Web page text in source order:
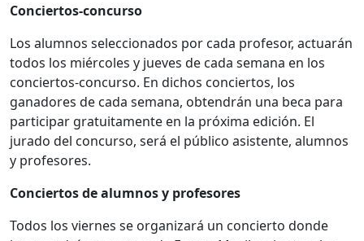
Conciertos-concurso
Los alumnos seleccionados por cada profesor, actuarán
todos los miércoles y jueves de cada semana en los
conciertos-concurso. En dichos conciertos, los
ganadores de cada semana, obtendrán una beca para
participar gratuitamente en la próxima edición. El
jurado del concurso, será el público asistente, alumnos
y profesores.
Conciertos de alumnos y profesores
Todos los viernes se organizará un concierto donde